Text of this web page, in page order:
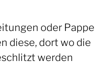
oder Pappe
diese, dort wo die
werden